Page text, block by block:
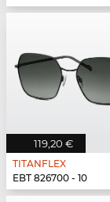
119,20 €
TITANFLEX
EBT 826700 - 10